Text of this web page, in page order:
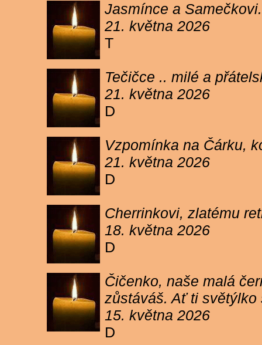
Jasmínce a
21. května 2026
T
Tečičce .. milé a
21. května 2026
D
Vzpomínka na Čárku,
21. května 2026
D
Cherrinkovi, zlatému
18. května 2026
D
Čičenko, naše malá
zůstáváš. Ať ti
15. května 2026
D